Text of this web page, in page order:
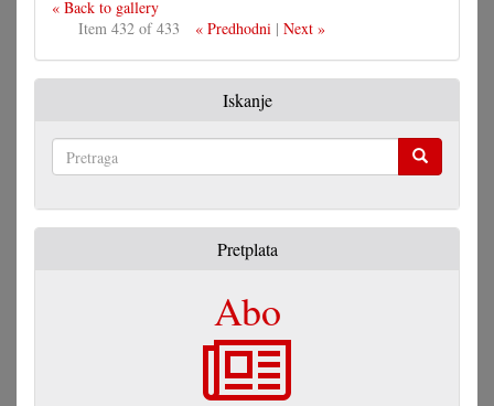
« Back to gallery
Item 432 of 433
« Predhodni| Next »
Iskanje
Pretplata
Abo